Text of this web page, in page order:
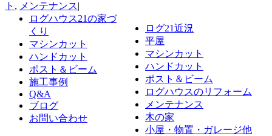
ト , メンテナンス|
ログ21近況
平屋
マシンカット
ハンドカット
ポスト＆ビーム
ログハウスのリフォーム
メンテナンス
木の家
小屋・物置・ガレージ他
ログハウス21の家づ
くり
マシンカット
ハンドカット
ポスト＆ビーム
施工事例
Q&A
ブログ
お問い合わせ